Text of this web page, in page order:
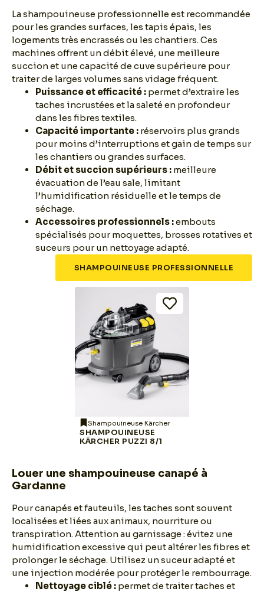
La shampouineuse professionnelle est recommandée
pour les grandes surfaces, les tapis épais, les
logements très encrassés ou les chantiers. Ces
machines offrent un débit élevé, une meilleure
succion et une capacité de cuve supérieure pour
traiter de larges volumes sans vidage fréquent.
Puissance et efficacité : permet d’extraire les
taches incrustées et la saleté en profondeur
dans les fibres textiles.
Capacité importante : réservoirs plus grands
pour moins d’interruptions et gain de temps sur
les chantiers ou grandes surfaces.
Débit et succion supérieurs : meilleure
évacuation de l’eau sale, limitant
l’humidification résiduelle et le temps de
séchage.
Accessoires professionnels :embouts
spécialisés pour moquettes, brosses rotatives et
suceurs pour un nettoyage adapté.
SHAMPOUINEUSE PROFESSIONNELLE
Shampouineuse Kärcher
SHAMPOUINEUSE
KÄRCHER PUZZI 8/1
Louer une shampouineuse canapé à
Gardanne
Pour canapés et fauteuils, les taches sont souvent
localisées et liées aux animaux, nourriture ou
transpiration. Attention au garnissage : évitez une
humidification excessive qui peut altérer les fibres et
prolonger le séchage. Utilisez un suceur adapté et
une injection modérée pour protéger le rembourrage.
Nettoyage ciblé : permet de traiter taches et